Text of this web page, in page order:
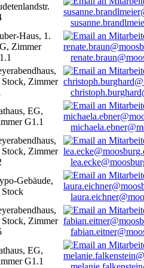
Haus, 1.
Zimmer
Stock, Zimmer
EG,
G1.1
Stock, Zimmer
Gebäude,
Stock
Stock, Zimmer
EG,
G1.1